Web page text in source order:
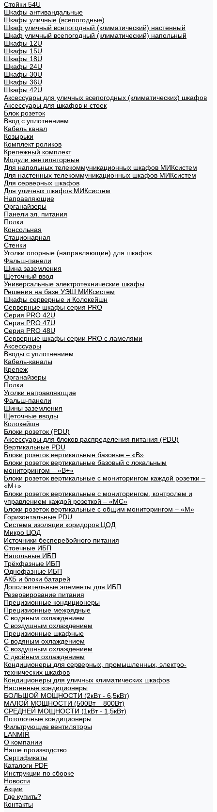
Стойки 54U
Шкафы антивандальные
Шкафы уличные (всепогодные)
Шкаф уличный всепогодный (климатический) настенный
Шкаф уличный всепогодный (климатический) напольный
Шкафы 12U
Шкафы 15U
Шкафы 18U
Шкафы 24U
Шкафы 30U
Шкафы 36U
Шкафы 42U
Аксессуары для уличных всепогодных (климатических) шкафов
Аксессуары для шкафов и стоек
Блок розеток
Ввод с уплотнением
Кабель канал
Козырьки
Комплект роликов
Крепежный комплект
Модули вентиляторные
Для напольных телекоммуникационных шкафов МИКсистем
Для настенных телекоммуникационных шкафов МИКсистем
Для серверных шкафов
Для уличных шкафов МИКсистем
Направляющие
Органайзеры
Панели эл. питания
Полки
Консольная
Стационарная
Стенки
Уголки опорные (направляющие) для шкафов
Фальш-панели
Шина заземления
Щеточный ввод
Универсальные электротехнические шкафы
Решения на базе УЭШ МИКсистем
Шкафы серверные и Колокейшн
Серверные шкафы серия PRO
Серия PRO 42U
Серия PRO 47U
Серия PRO 48U
Серверные шкафы серии PRO с ламелями
Аксессуары
Вводы с уплотнением
Кабель-каналы
Крепеж
Органайзеры
Полки
Уголки направляющие
Фальш-панели
Шины заземления
Щеточные вводы
Колокейшн
Блоки розеток (PDU)
Аксессуары для блоков распределения питания (PDU)
Вертикальные PDU
Блоки розеток вертикальные базовые – «В»
Блоки розеток вертикальные базовый с локальным
мониторингом – «В+»
Блоки розеток вертикальные с мониторингом каждой розетки –
«М+»
Блоки розеток вертикальные с мониторингом, контролем и
управлением каждой розеткой – «МС»
Блоки розеток вертикальные с общим мониторингом – «М»
Горизонтальные PDU
Система изоляции коридоров ЦОД
Микро ЦОД
Источники бесперебойного питания
Стоечные ИБП
Напольные ИБП
Трёхфазные ИБП
Однофазные ИБП
АКБ и блоки батарей
Дополнительные элементы для ИБП
Резервирование питания
Прецизионные кондиционеры
Прецизионные межрядные
С водяным охлаждением
С воздушным охлаждением
Прецизионные шкафные
С водяным охлаждением
С воздушным охлаждением
С двойным охлаждением
Кондиционеры для серверных, промышленных, электро-
технических шкафов
Кондиционеры для уличных климатических шкафов
Настенные кондиционеры
БОЛЬШОЙ МОЩНОСТИ (2кВт - 6,5кВт)
МАЛОЙ МОЩНОСТИ (500Вт – 800Вт)
СРЕДНЕЙ МОЩНОСТИ (1кВт - 1,5кВт)
Потолочные кондиционеры
Фильтрующие вентиляторы
LANMIR
О компании
Наше производство
Сертификаты
Каталоги PDF
Инструкции по сборке
Новости
Акции
Где купить?
Контакты